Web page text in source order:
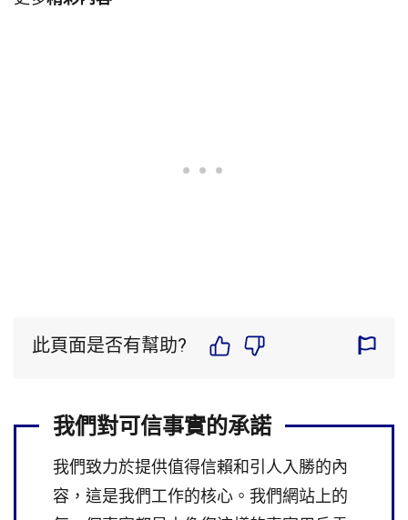
此頁面是否有幫助?
我們對可信事實的承諾
我們致力於提供值得信賴和引人入勝的內
容，這是我們工作的核心。我們網站上的